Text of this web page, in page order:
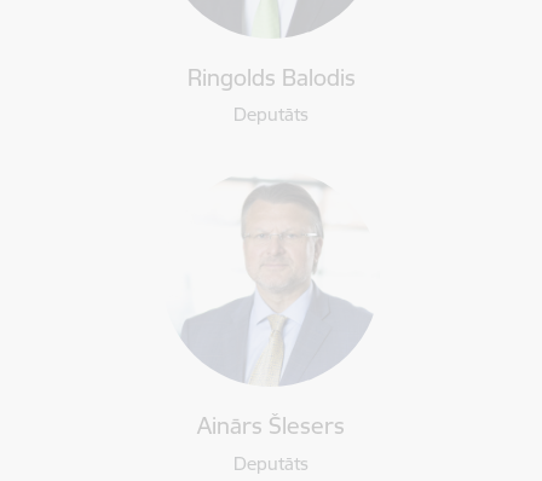
Ringolds Balodis
Deputāts
Ainārs Šlesers
Deputāts